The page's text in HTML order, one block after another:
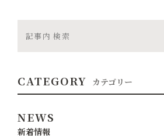
CATEGORY カテゴリー
NEWS
新着情報